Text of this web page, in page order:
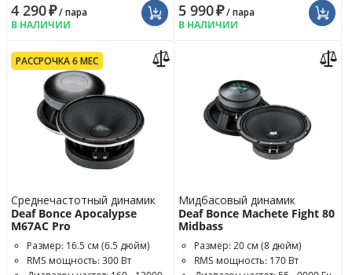
4 290₽/ пара
В НАЛИЧИИ
5 990₽/ пара
В НАЛИЧИИ
РАССРОЧКА 6 МЕС
Среднечастотный динамик
Deaf Bonce Apocalypse
M67AC Pro
Размер: 16.5 см (6.5 дюйм)
RMS мощность: 300 Вт
Мидбасовый динамик
Deaf Bonce Machete Fight 80
Midbass
Размер: 20 см (8 дюйм)
RMS мощность: 170 Вт